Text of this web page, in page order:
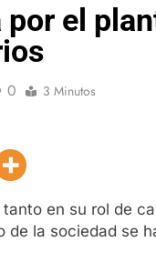
el
0 3 Minutos
en su rol de
de la sociedad se